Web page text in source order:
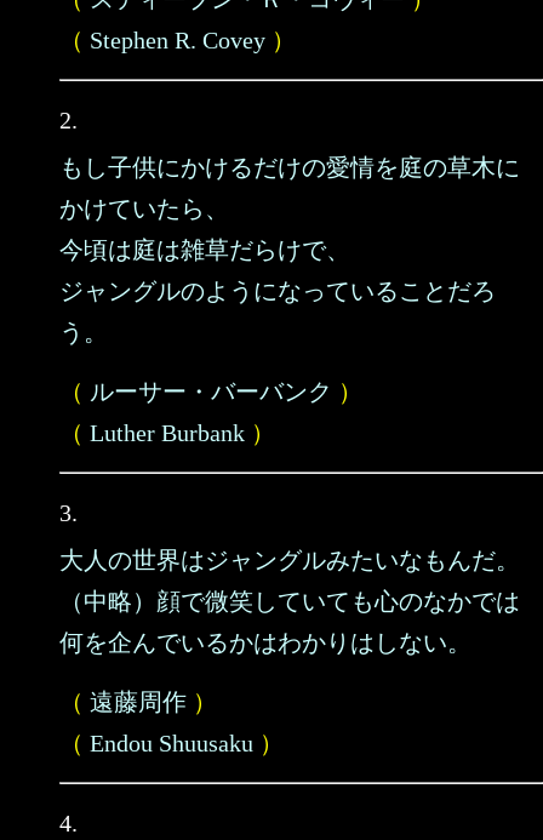
（ Stephen R. Covey ）
2.
もし子供にかけるだけの愛情を庭の草木に
かけていたら、
今頃は庭は雑草だらけで、
ジャングルのようになっていることだろ
う。
（ ルーサー・バーバンク ）
（ Luther Burbank ）
3.
大人の世界はジャングルみたいなもんだ。
（中略）顔で微笑していても心のなかでは
何を企んでいるかはわかりはしない。
（ 遠藤周作 ）
（ Endou Shuusaku ）
4.